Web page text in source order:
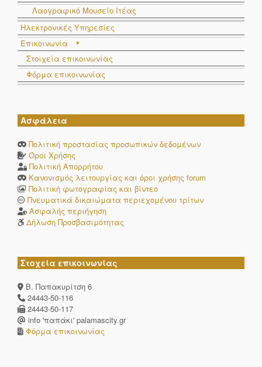
Λαογραφικό Μουσείο Ιτέας
Ηλεκτρονικές Υπηρεσίες
Επικοινωνία
Στοιχεία επικοινωνίας
Φόρμα επικοινωνίας
Ασφάλεια
Πολιτική προστασίας προσωπικών δεδομένων
Όροι Χρήσης
Πολιτική Απορρήτου
Κανονισμός λειτουργίας και όροι χρήσης forum
Πολιτική φωτογραφίας και βίντεο
Πνευματικά δικαιώματα περιεχομένου τρίτων
Ασφαλής περιήγηση
Δήλωση Προσβασιμότητας
Στοχεία επικοινωνίας
Β. Παπακυρίτση 6
24443-50-116
24443-50-117
info 'παπάκι' palamascity.gr
Φόρμα επικοινωνίας